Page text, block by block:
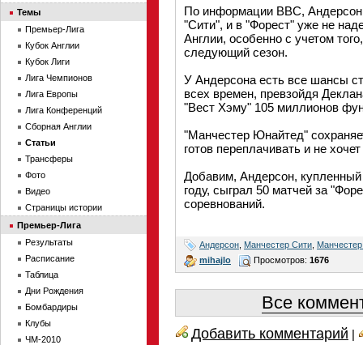
По информации BBC,
"Сити", и в "Форест" уже не
Англии, особенно с учетом
следующий сезон.
У Андерсона есть все шансы
всех времен, превзойдя
"Вест Хэму" 105 миллионов
"Манчестер Юнайтед"
готов переплачивать и не
Добавим, Андерсон,
году, сыграл 50 матчей за
соревнований.
Андерсон Манчестер Сити
mihajlo
Просмотров: 1676
Все
Добавить комментарий |
Темы
Премьер-Лига
Кубок Англии
Кубок Лиги
Лига Чемпионов
Лига Европы
Лига Конференций
Сборная Англии
Статьи
Трансферы
Фото
Видео
Страницы истории
Премьер-Лига
Результаты
Расписание
Таблица
Дни Рождения
Бомбардиры
Клубы
ЧМ-2010